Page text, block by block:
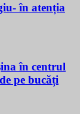
în atenția
în centrul
pe bucăți